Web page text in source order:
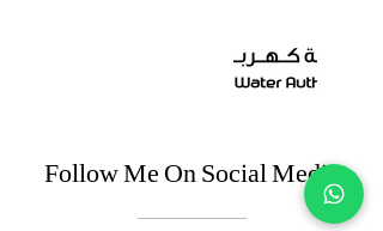
Follow Me On Social Media